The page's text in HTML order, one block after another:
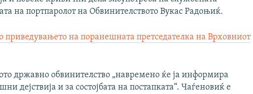
на портпаролот на Обвинителството Вукас Радоњиќ.
на поранешната претседателка на Врховниот
државно обвинителство „навремено ќе ја информира
дејствија и за состојбата на постапката“. Чаѓеновиќ е